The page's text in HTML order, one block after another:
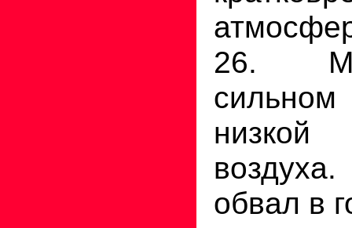
26.
низкой
обвал в